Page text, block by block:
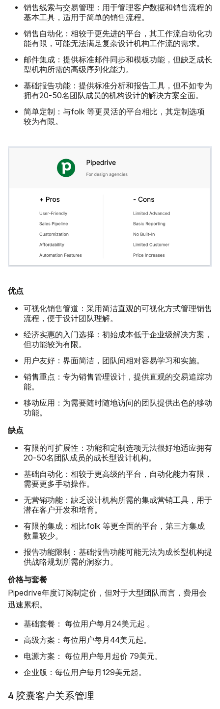
销售线索与交易管理： 用于管理客户数据和销售流程的
基本工具，适用于简单的销售流程。
销售自动化： 相较于更先进的平台，其工作流自动化功
能有限，可能无法满足复杂设计机构工作流的需求。
邮件集成： 提供标准邮件同步和模板功能，但缺乏成长
型机构所需的高级序列化能力。
基础报告功能： 提供标准分析和报告工具，但不如专为
拥有20-50名团队成员的机构设计的解决方案全面。
简单定制： 与folk 等更灵活的平台相比，其定制选项
较为有限。
优点
可视化销售管道： 采用简洁直观的可视化方式管理销售
流程，便于设计团队理解。
经济实惠的入门选择： 初始成本低于企业级解决方案，
但功能较为有限。
用户友好： 界面简洁，团队间相对容易学习和实施。
销售重点： 专为销售管理设计，提供直观的交易追踪功
能。
移动应用： 为需要随时随地访问的团队提供出色的移动
功能。
缺点
有限的可扩展性： 功能和定制选项无法很好地适应拥有
20-50名团队成员的成长型设计机构。
基础自动化： 相较于更高级的平台，自动化能力有限，
需要更多手动操作。
无营销功能： 缺乏设计机构所需的集成营销工具，用于
潜在客户开发和培育。
有限的集成： 相比folk 等更全面的平台，第三方集成
数量较少。
报告功能限制： 基础报告功能可能无法为成长型机构提
供战略规划所需的洞察力。
价格与套餐
Pipedrive年度订阅制定价，但对于大型团队而言，费用会
迅速累积。
基础套餐： 每位用户每月24美元起 。
高级方案： 每位用户每月44美元起。
电源方案： 每位用户每月 起价 79美元。
企业版： 每位用户每月129美元起。
4 胶囊客户关系管理